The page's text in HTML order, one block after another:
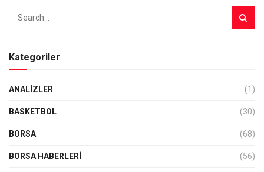
Kategoriler
ANALIZLER (1)
BASKETBOL (30)
BORSA (68)
BORSA HABERLERI (56)